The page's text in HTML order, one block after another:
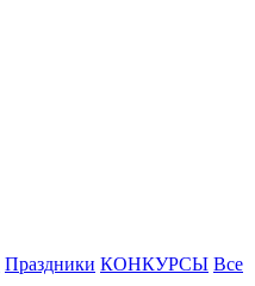
Праздники КОНКУРСЫ Все